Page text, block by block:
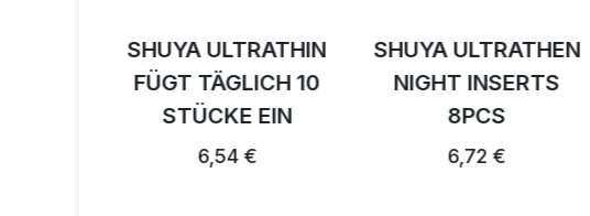
SHUYA ULTRATHEN
NIGHT INSERTS
8PCS
6,72 €
SHUYA ULTRADÜNNE
DAMENBINDEN 30
STK.
9,64 €